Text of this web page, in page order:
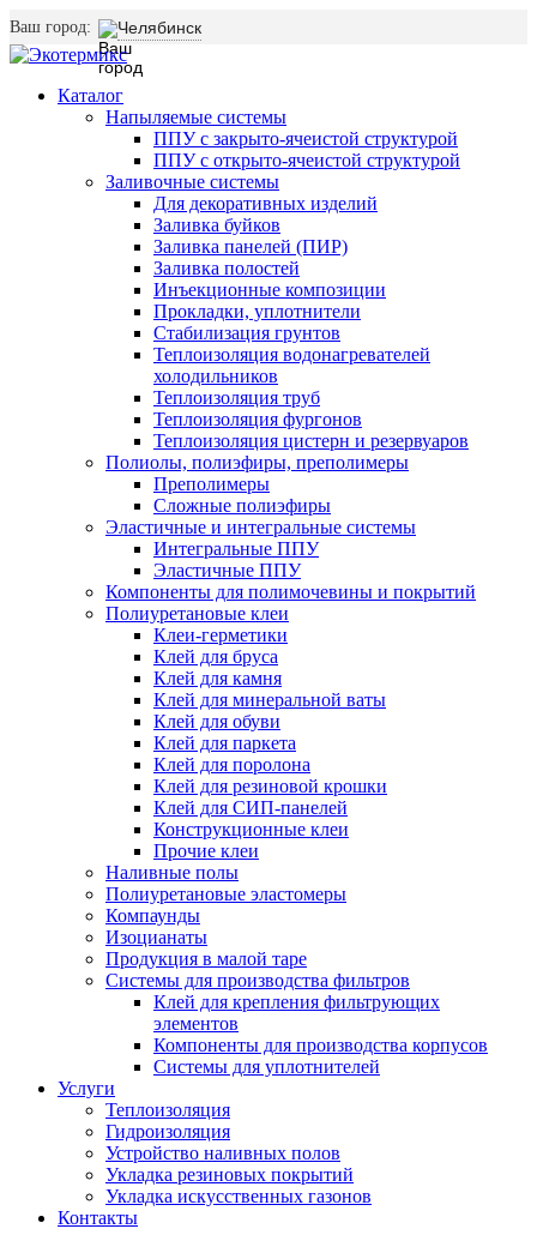
Ваш город: Челябинск
Каталог
Напыляемые системы
ППУ с закрыто-ячеистой структурой
ППУ с открыто-ячеистой структурой
Заливочные системы
Для декоративных изделий
Заливка буйков
Заливка панелей (ПИР)
Заливка полостей
Инъекционные композиции
Прокладки, уплотнители
Стабилизация грунтов
Теплоизоляция водонагревателей
холодильников
Теплоизоляция труб
Теплоизоляция фургонов
Теплоизоляция цистерн и резервуаров
Полиолы, полиэфиры, преполимеры
Преполимеры
Сложные полиэфиры
Эластичные и интегральные системы
Интегральные ППУ
Эластичные ППУ
Компоненты для полимочевины и покрытий
Полиуретановые клеи
Клеи-герметики
Клей для бруса
Клей для камня
Клей для минеральной ваты
Клей для обуви
Клей для паркета
Клей для поролона
Клей для резиновой крошки
Клей для СИП-панелей
Конструкционные клеи
Прочие клеи
Наливные полы
Полиуретановые эластомеры
Компаунды
Изоцианаты
Продукция в малой таре
Системы для производства фильтров
Клей для крепления фильтрующих
элементов
Компоненты для производства корпусов
Системы для уплотнителей
Услуги
Теплоизоляция
Гидроизоляция
Устройство наливных полов
Укладка резиновых покрытий
Укладка искусственных газонов
Контакты